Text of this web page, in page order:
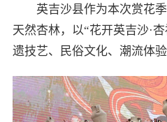
英吉沙县作为本次赏花
天然杏林，以“花开英吉沙·
遗技艺、民俗文化、潮流体